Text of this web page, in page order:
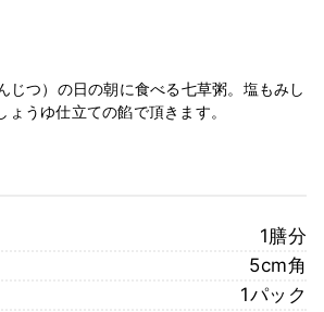
じつ）の日の朝に食べる七草粥。塩もみし
うゆ仕立ての餡で頂きます。
1膳分
5cm角
1パック